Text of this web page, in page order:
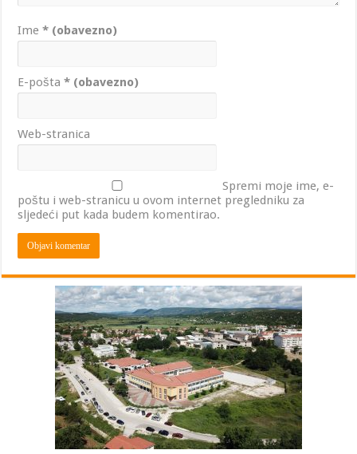
Ime* (obavezno)
E-pošta* (obavezno)
Web-stranica
Spremi moje ime, e-
poštu i web-stranicu u ovom internet pregledniku za
sljedeći put kada budem komentirao.